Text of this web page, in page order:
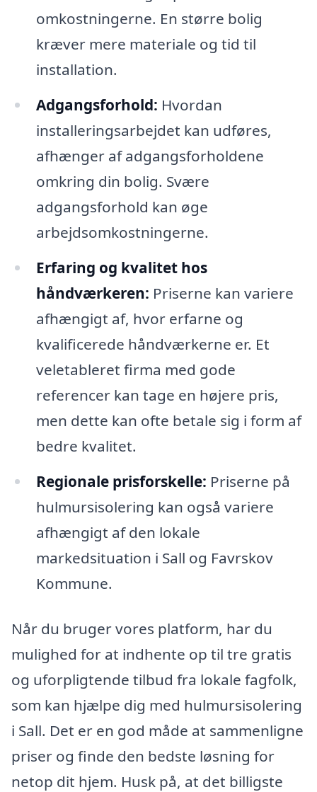
omkostningerne. En større bolig
kræver mere materiale og tid til
installation.
Adgangsforhold: Hvordan
installeringsarbejdet kan udføres,
afhænger af adgangsforholdene
omkring din bolig. Svære
adgangsforhold kan øge
arbejdsomkostningerne.
Erfaring og kvalitet hos
håndværkeren: Priserne kan variere
afhængigt af, hvor erfarne og
kvalificerede håndværkerne er. Et
veletableret firma med gode
referencer kan tage en højere pris,
men dette kan ofte betale sig i form af
bedre kvalitet.
Regionale prisforskelle: Priserne på
hulmursisolering kan også variere
afhængigt af den lokale
markedsituation i Sall og Favrskov
Kommune.
Når du bruger vores platform, har du
mulighed for at indhente op til tre gratis
og uforpligtende tilbud fra lokale fagfolk,
som kan hjælpe dig med hulmursisolering
i Sall. Det er en god måde at sammenligne
priser og finde den bedste løsning for
netop dit hjem. Husk på, at det billigste